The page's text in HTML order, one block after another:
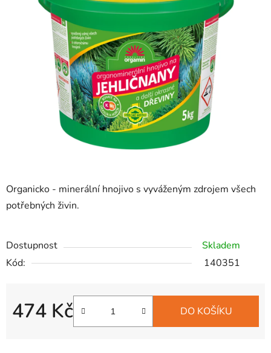
Organicko - minerální hnojivo s vyváženým zdrojem všech
potřebných živin.
Dostupnost
Skladem
Kód:
140351
474 Kč DO KOŠÍKU